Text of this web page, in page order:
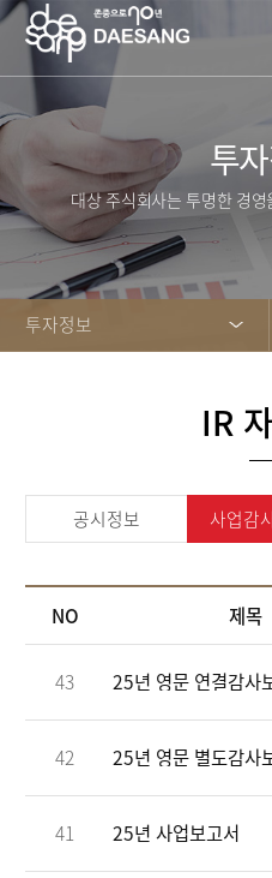
투
대상 주식회사는 투명한 경
투자정보
IR
공시정보 사업감
NO 제목
43 25년 영문 연결감사
42 25년 영문 별도감사
41 25년 사업보고서